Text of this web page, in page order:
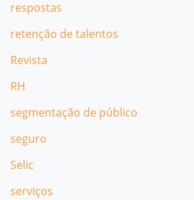
respostas
retenção de talentos
Revista
RH
segmentação de público
seguro
Selic
serviços